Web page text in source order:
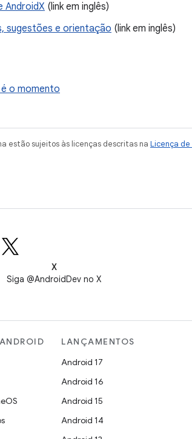
AndroidX (link em inglês)
sugestões e orientação (link em inglês)
o momento
estão sujeitos às licenças descritas na Licença
X
Siga @AndroidDev no X
LANÇAMENTOS
Android 17
Android 16
Android 15
Android 14